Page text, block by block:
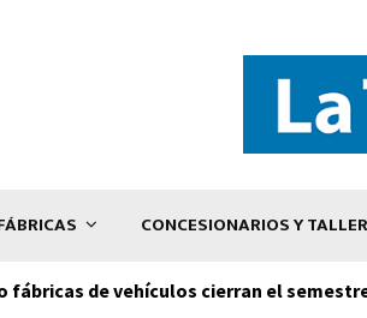
CONCESIONARIOS Y
fábricas de vehículos cierran el